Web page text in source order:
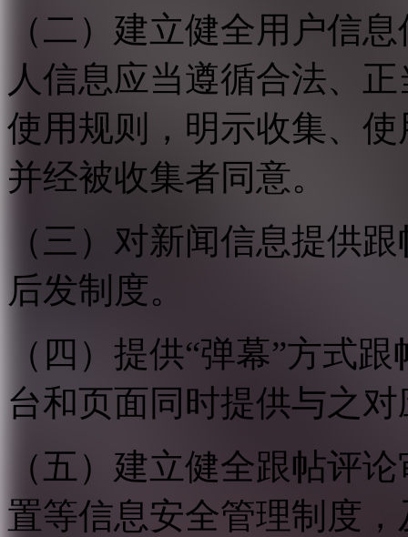
（二）建立健全用户信
人信息应当遵循合法、
使用规则，明示收集、
并经被收集者同意。
（三）对新闻信息提供
后发制度。
（四）提供“弹幕”方式
台和页面同时提供与之
（五）建立健全跟帖评
置等信息安全管理制度